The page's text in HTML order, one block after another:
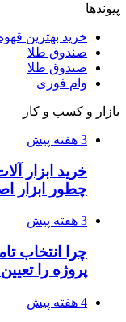
پیوندها
خرید بهترین
صندوق طلا
صندوق طلا
وام فوری
بازار و کسب و کار
3 هفته پیش
خرید ابزار
چطور ابزار
3 هفته پیش
چرا انتخاب
پروژه را
4 هفته پیش